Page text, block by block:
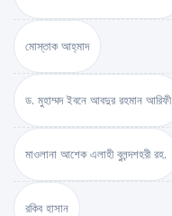
মোস্তাক আহ্‌মাদ
ড. মুহাম্মদ ইবনে আবদুর রহমান আরিফী
মাওলানা আশেক এলাহী বুলন্দশহরী রহ.
রকিব হাসান